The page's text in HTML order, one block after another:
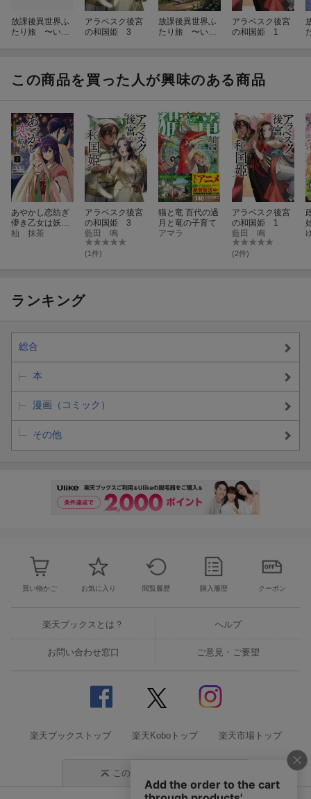
放課後異世界ふ
たり旅 〜いら
アラベスク後宮
の和国姫 3
放課後異世界ふ
たり旅 〜いら
アラベスク後宮
の和国姫 1
この商品を買った人が興味のある商品
あやかし恋紡ぎ
儚き乙女は妖狐
の王に溺愛され
杣 抹茶
アラベスク後宮
の和国姫 3
藍田 鳴
(1件)
猫と竜 百代の過
月と竜の子育て
アマラ
アラベスク後宮
の和国姫 1
藍田 鳴
(2件)
ランキング
総合
本
漫画（コミック）
その他
買い物かご お気に入り 閲覧履歴 購入履歴 クーポン
楽天ブックスとは？ ヘルプ
お問い合わせ窓口 ご意見・ご要望
楽天ブックストップ 楽天Koboトップ 楽天市場トップ
このページの先頭に戻る